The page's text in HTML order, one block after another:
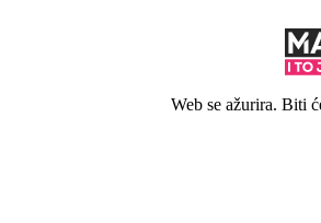
Web se ažurira. Biti